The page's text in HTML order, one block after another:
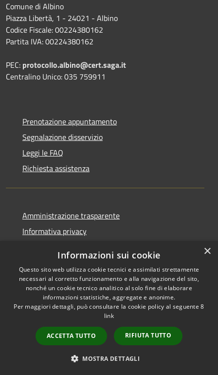
Comune di Albino
Piazza Libertà, 1 - 24021 - Albino
Codice Fiscale: 00224380162
Partita IVA: 00224380162
PEC: protocollo.albino@cert.saga.it
Centralino Unico: 035 759911
Prenotazione appuntamento
Segnalazione disservizio
Leggi le FAQ
Richiesta assistenza
Amministrazione trasparente
Informativa privacy
Dichiarazione di accessibilità
RSS
Copyright © 2026 • Comune di
Municipium•
Accesso
redazione
×
Informazioni sui cookie
Questo sito web utilizza cookie tecnici e assimilati strettamente
necessari al corretto funzionamento e alla navigazione del sito,
nonché un cookie tecnico analitico al solo fine di elaborare
informazioni statistiche, aggregate e anonime.
Per maggiori dettagli, può consultare la cookie policy al seguente8
link
ACCETTA TUTTO RIFIUTA TUTTO
MOSTRA DETTAGLI